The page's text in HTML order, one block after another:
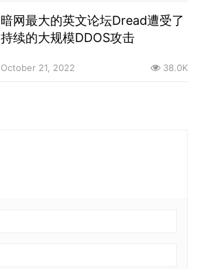
暗网最大的英文论坛Dread遭受了
持续的大规模DDOS攻击
October 21, 2022 38.0K